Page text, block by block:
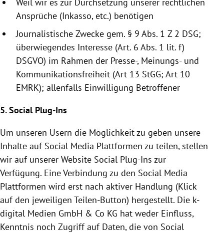
Ansprüche (Inkasso, etc.) benötigen
Journalistische Zwecke gem. § 9 Abs. 1 Z 2 DSG;
überwiegendes Interesse (Art. 6 Abs. 1 lit. f)
DSGVO) im Rahmen der Presse-, Meinungs- und
Kommunikationsfreiheit (Art 13 StGG; Art 10
EMRK); allenfalls Einwilligung Betroffener
5. Social Plug-Ins
Um unseren Usern die Möglichkeit zu geben unsere
Inhalte auf Social Media Plattformen zu teilen, stellen
wir auf unserer Website Social Plug-Ins zur
Verfügung. Eine Verbindung zu den Social Media
Plattformen wird erst nach aktiver Handlung (Klick
auf den jeweiligen Teilen-Button) hergestellt. Die k-
digital Medien GmbH & Co KG hat weder Einfluss,
Kenntnis noch Zugriff auf Daten, die von Social